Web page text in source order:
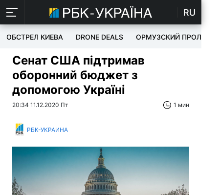
RU
ОБСТРЕЛ КИЕВА DRONE DEALS ОРМУЗСКИЙ ПРОЛИВ
Сенат США підтримав
оборонний бюджет з
допомогою Україні
20:34 11.12.2020 Пт 1 мин
РБК-УКРАИНА